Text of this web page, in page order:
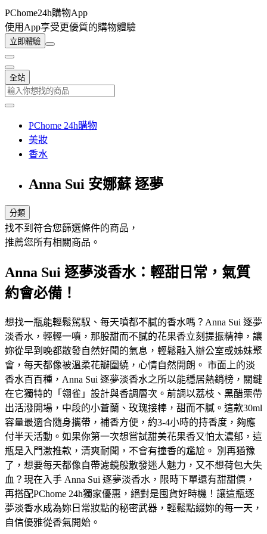
PChome24h購物App
使用App享受更優質的購物體驗
立即體驗
全站
PChome 24h購物
美妝
香水
Anna Sui 安娜蘇 逐夢
分類
找不到符合您篩選條件的商品，
推薦您所有相關商品。
Anna Sui 逐夢淡香水：輕甜日常，氣質
約會必備！
想找一瓶能輕鬆駕馭、每天噴都不膩的香水嗎？Anna Sui 逐夢
淡香水，輕輕一噴，那股甜而不膩的花果香立刻提振精神，讓
妳從早到晚都散發自然好聞的氣息，輕鬆融入辦公室或姊妹聚
會，每天都像被溫柔花瓣圍繞，心情自然開朗。 市面上的淡
香水百百種，Anna Sui 逐夢淡香水之所以能穩居熱銷榜，關鍵
在它獨特的「翎雀」設計與香調層次。前調以荔枝、黑醋栗帶
出活潑開場，中段的小蒼蘭、玫瑰接棒，甜而不膩。這款30ml
容量最適合隨身攜帶，補香方便，約3-4小時的持香度，夠應
付半天活動。如果你第一次想嘗試甜美花果香又怕太濃郁，這
瓶是入門激推款，清爽耐聞，不會有撞香的尷尬。 別再猶豫
了，想要每天都像自帶濾鏡般散發迷人魅力，又不想荷包大失
血？現在入手 Anna Sui 逐夢淡香水，限時下單還有甜甜價，
再搭配PChome 24h獨家優惠，絕對是囤貨好時機！讓這瓶逐
夢淡香水成為妳日常妝點的秘密武器，輕鬆點綴妳的每一天，
自信優雅從香氣開始。